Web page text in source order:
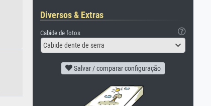
Diversos & Extras
Cabide de fotos
Cabide dente de serra
Salvar / comparar configuração